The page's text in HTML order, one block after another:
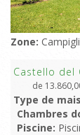
Zone:
Castello del
de
Type de
Chambres
Piscine: